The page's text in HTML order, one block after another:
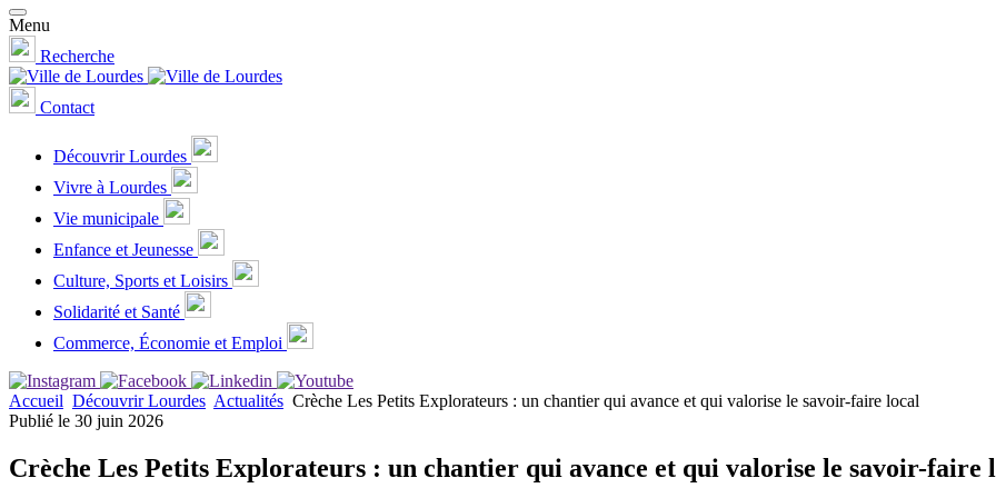
Menu
Recherche
Contact
Découvrir Lourdes
Vivre à Lourdes
Vie municipale
Enfance et Jeunesse
Culture, Sports et Loisirs
Solidarité et Santé
Commerce, Économie et Emploi
Accueil Découvrir Lourdes Actualités Crèche Les Petits Explorateurs : un chantier qui avance et qui valorise le savoir-faire local
Publié le 30 juin 2026
Crèche Les Petits Explorateurs : un chantier qui avance et qui valorise le savoir-faire